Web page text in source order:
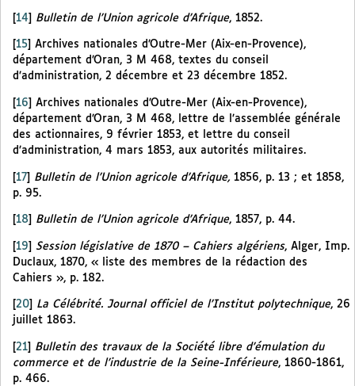
[14] Bulletin de l’Union agricole d’Afrique, 1852.
15
Archives nationales d’Outre-Mer (Aix-en-Provence),
département d’Oran, 3 M 468, textes du conseil
d’administration, 2 décembre et 23 décembre 1852.
16
Archives nationales d’Outre-Mer (Aix-en-Provence),
département d’Oran, 3 M 468, lettre de l’assemblée générale
des actionnaires, 9 février 1853, et lettre du conseil
d’administration, 4 mars 1853, aux autorités militaires.
[17] Bulletin de l’Union agricole d’Afrique, 1856, p. 13 ; et 1858,
p. 95.
18 Bulletin de l’Union agricole d’Afrique, 1857, p. 44.
[19] Session législative de 1870 – Cahiers algériens, Alger, Imp.
Duclaux, 1870, « liste des membres de la rédaction des
Cahiers », p. 182.
20 La Célébrité. Journal officiel de l’Institut polytechnique, 26
juillet 1863.
21
Bulletin des travaux de la Société libre d’émulation du
commerce et de l’industrie de la Seine-Inférieure, 1860-1861,
p. 466.